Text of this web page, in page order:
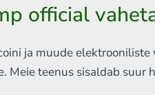
official
ja muude elektrooniliste
Meie teenus sisaldab suur